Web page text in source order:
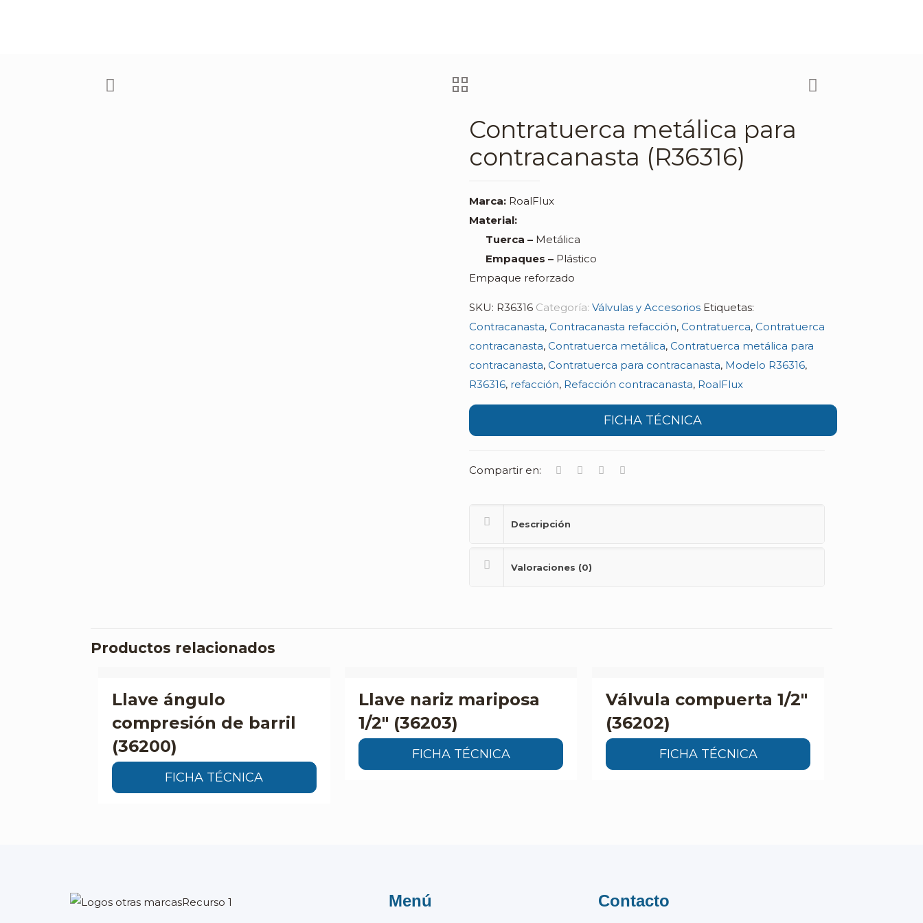
Contratuerca metálica para
contracanasta (R36316)
Marca:RoalFlux
Material:
Tuerca – Metálica
Empaques – Plástico
Empaque reforzado
SKU: R36316 Categoría: Válvulas y Accesorios Etiquetas:
Contracanasta, Contracanasta refacción, Contratuerca, Contratuerca
contracanasta, Contratuerca metálica, Contratuerca metálica para
contracanasta, Contratuerca para contracanasta, Modelo R36316,
R36316, refacción, Refacción contracanasta, RoalFlux
FICHA TÉCNICA
Compartir en:
Descripción
Valoraciones (0)
Productos relacionados
Llave ángulo
compresión de barril
(36200)
FICHA TÉCNICA
Llave nariz mariposa
1/2″ (36203)
FICHA TÉCNICA
Válvula compuerta 1/2″
(36202)
FICHA TÉCNICA
Menú Contacto